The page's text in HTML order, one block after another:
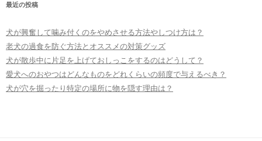
最近の投稿
犬が興奮して噛み付くのをやめさせる方法やしつけ方は？
老犬の過食を防ぐ方法とオススメの対策グッズ
犬が散歩中に片足を上げておしっこをするのはどうして？
愛犬へのおやつはどんなものをどれくらいの頻度で与えるべき？
犬が穴を掘ったり特定の場所に物を隠す理由は？